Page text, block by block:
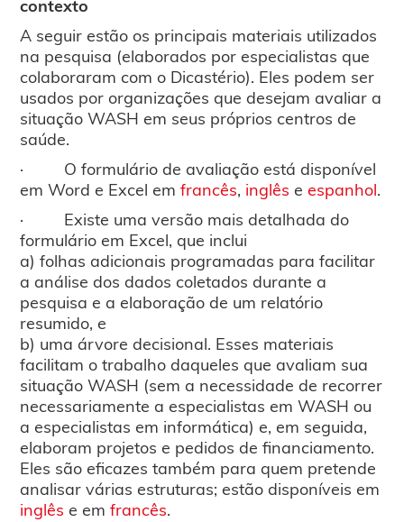
contexto
A seguir estão os principais materiais utilizados
na pesquisa (elaborados por especialistas que
colaboraram com o Dicastério). Eles podem ser
usados por organizações que desejam avaliar a
situação WASH em seus próprios centros de
saúde.
· O formulário de avaliação está disponível
em Word e Excel emfrancês, inglês eespanhol.
· Existe uma versão mais detalhada do
formulário em Excel, que inclui
a) folhas adicionais programadas para facilitar
a análise dos dados coletados durante a
pesquisa e a elaboração de um relatório
resumido, e
b) uma árvore decisional. Esses materiais
facilitam o trabalho daqueles que avaliam sua
situação WASH (sem a necessidade de recorrer
necessariamente a especialistas em WASH ou
a especialistas em informática) e, em seguida,
elaboram projetos e pedidos de financiamento.
Eles são eficazes também para quem pretende
analisar várias estruturas; estão disponíveis em
inglês e emfrancês.